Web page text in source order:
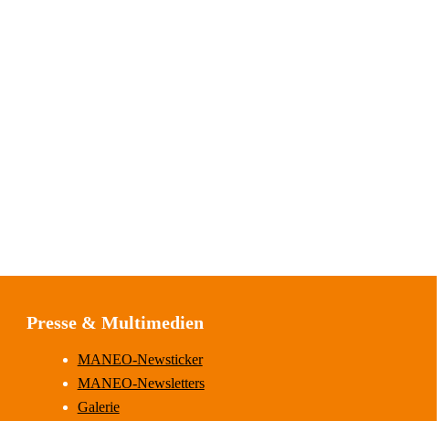
Presse & Multimedien
MANEO-Newsticker
MANEO-Newsletters
Galerie